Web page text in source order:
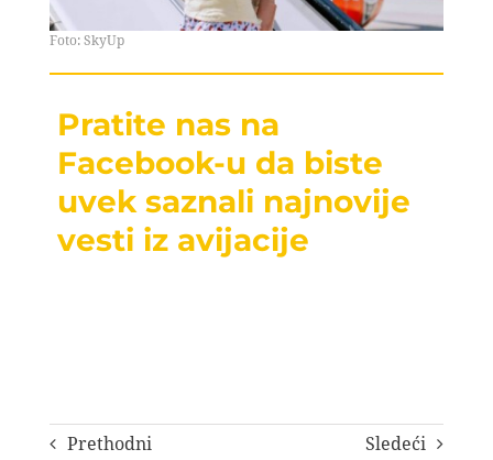
Foto: SkyUp
Pratite nas na
Facebook-u da biste
uvek saznali najnovije
vesti iz avijacije
Prethodni Sledeći